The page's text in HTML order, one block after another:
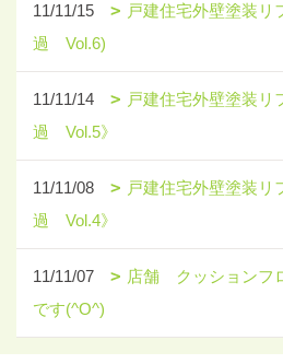
11/11/15
戸建住宅外壁塗装リ
過 Vol.6)
11/11/14
戸建住宅外壁塗装リ
過 Vol.5》
11/11/08
戸建住宅外壁塗装リ
過 Vol.4》
11/11/07
店舗 クッションフ
です(^O^)